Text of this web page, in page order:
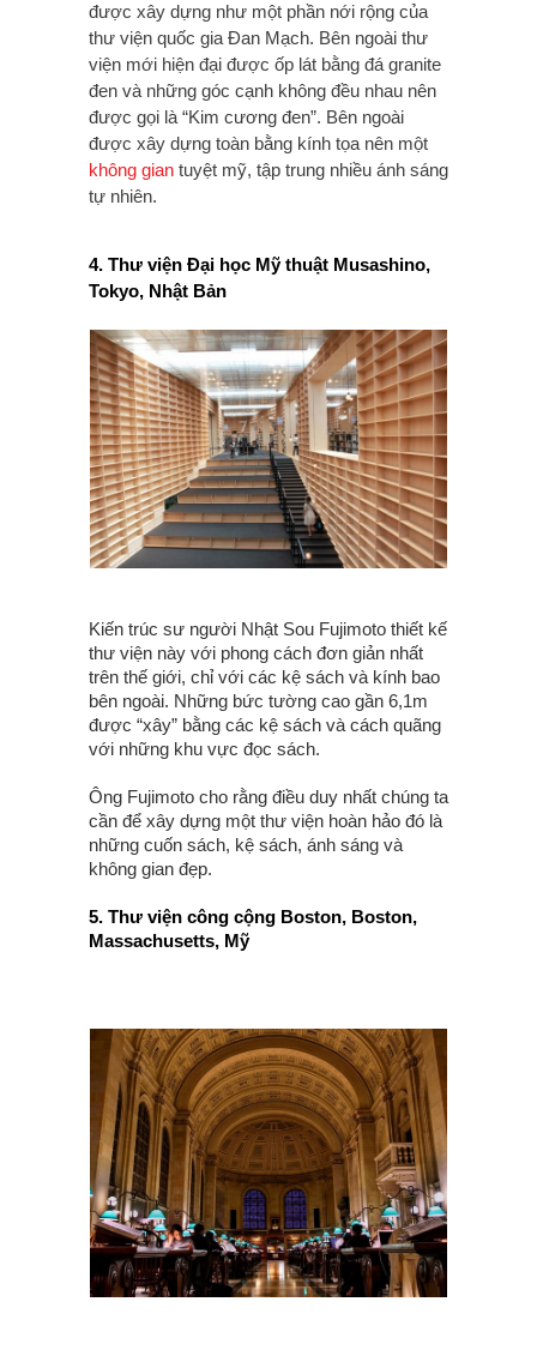
được xây dựng như một phần nới rộng của
thư viện quốc gia Đan Mạch. Bên ngoài thư
viện mới hiện đại được ốp lát bằng đá granite
đen và những góc cạnh không đều nhau nên
được gọi là “Kim cương đen”. Bên ngoài
được xây dựng toàn bằng kính tọa nên một
không gian tuyệt mỹ, tập trung nhiều ánh sáng
tự nhiên.
4. Thư viện Đại học Mỹ thuật Musashino,
Tokyo, Nhật Bản
Kiến trúc sư người Nhật Sou Fujimoto thiết kế
thư viện này với phong cách đơn giản nhất
trên thế giới, chỉ với các kệ sách và kính bao
bên ngoài. Những bức tường cao gần 6,1m
được “xây” bằng các kệ sách và cách quãng
với những khu vực đọc sách.
Ông Fujimoto cho rằng điều duy nhất chúng ta
cần để xây dựng một thư viện hoàn hảo đó là
những cuốn sách, kệ sách, ánh sáng và
không gian đẹp.
5. Thư viện công cộng Boston, Boston,
Massachusetts, Mỹ